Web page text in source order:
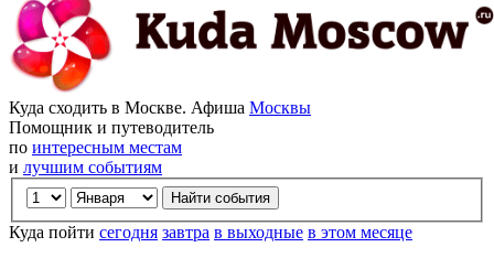
Куда сходить в Москве. Афиша Москвы
Помощник и путеводитель
по интересным местам
и лучшим событиям
Куда пойти сегодня завтра в выходные в этом месяце